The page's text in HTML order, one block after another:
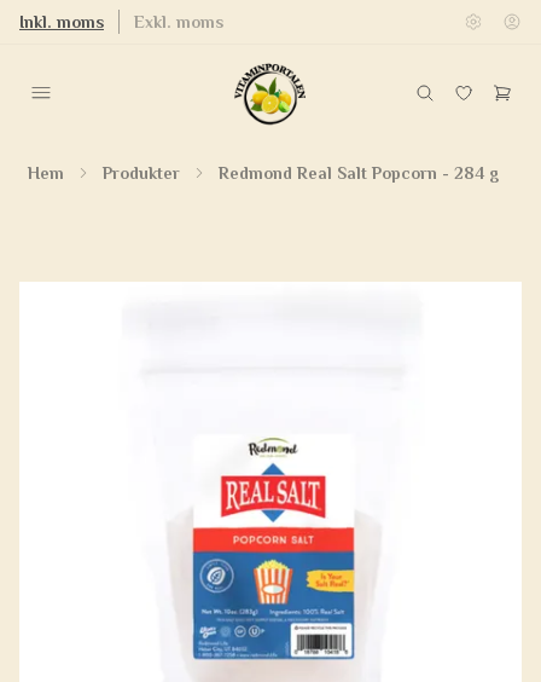
Inkl. moms Exkl. moms
Hem Produkter Redmond Real Salt Popcorn - 284 g